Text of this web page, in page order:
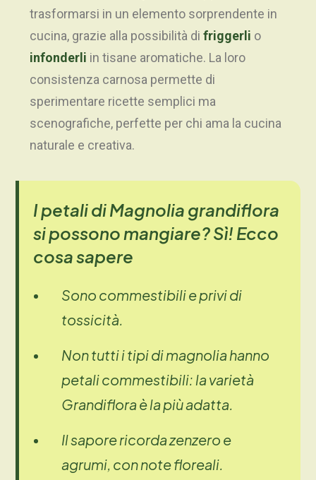
trasformarsi in un elemento sorprendente in
cucina, grazie alla possibilità di friggerli o
infonderli in tisane aromatiche. La loro
consistenza carnosa permette di
sperimentare ricette semplici ma
scenografiche, perfette per chi ama la cucina
naturale e creativa.
I petali di Magnolia grandiflora
si possono mangiare? Sì! Ecco
cosa sapere
Sono commestibili e privi di
tossicità.
Non tutti i tipi di magnolia hanno
petali commestibili: la varietà
Grandiflora è la più adatta.
Il sapore ricorda zenzero e
agrumi, con note floreali.